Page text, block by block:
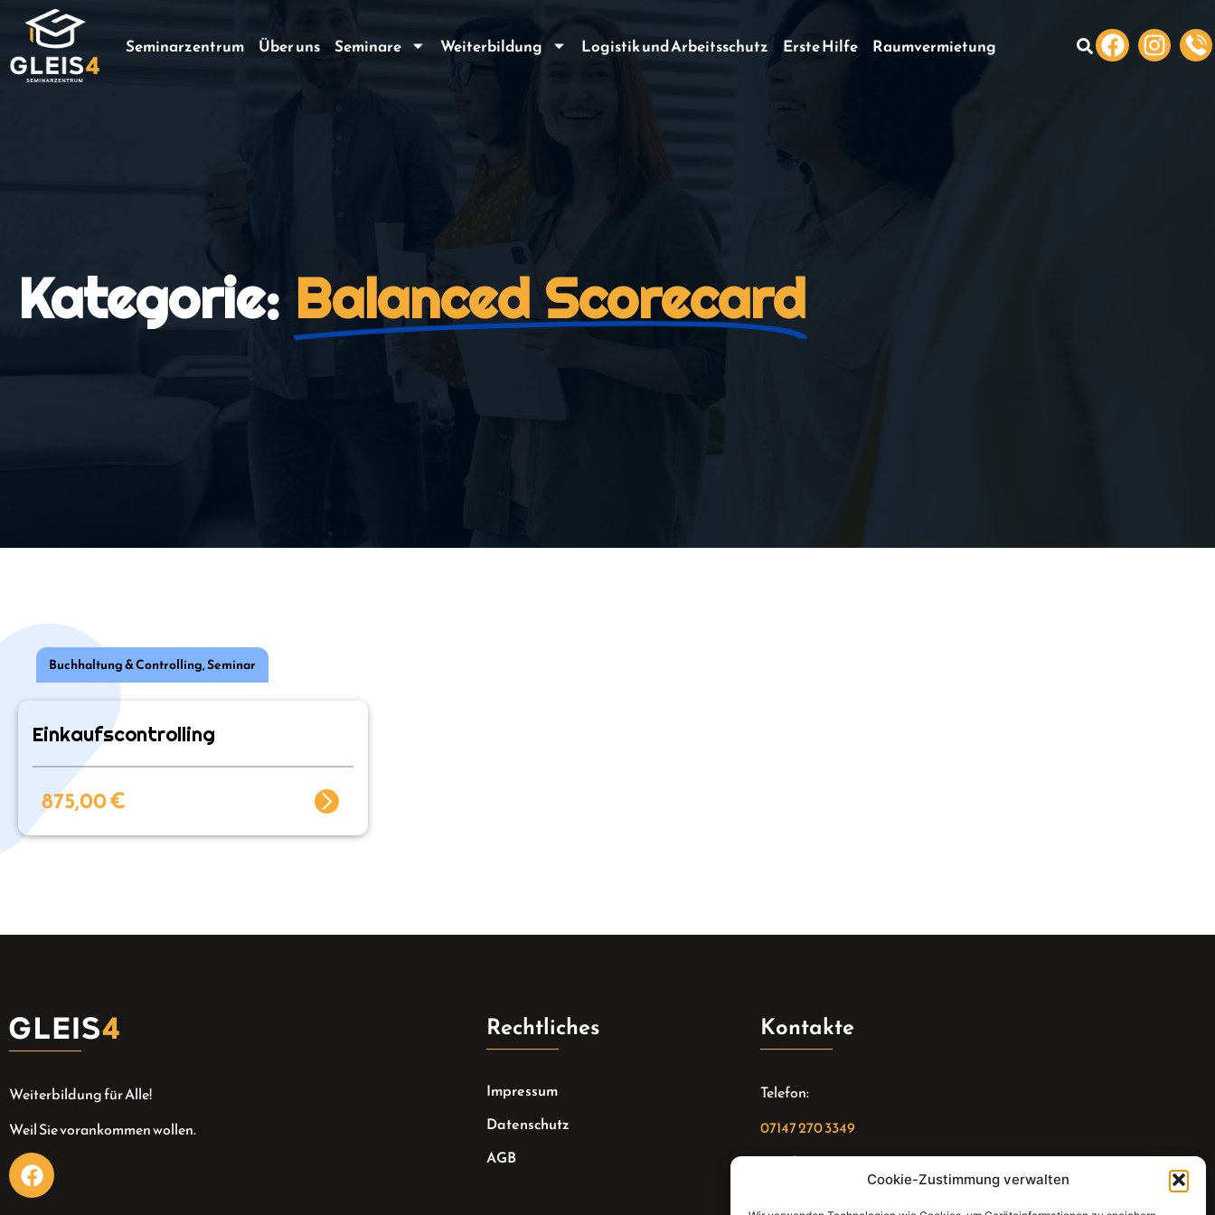
Cookie-Zustimmung verwalten
Seminarzentrum Über uns Seminare Weiterbildung Logistik und Arbeitsschutz Erste Hilfe Raumvermietung
Kategorie: Balanced Scorecard
Buchhaltung & Controlling,Seminar
Einkaufscontrolling
875,00€
Weiterbildung für Alle!
Weil Sie vorankommen wollen.
Rechtliches
Impressum
Datenschutz
AGB
Kontakte
Telefon:
07147 270 3349
Email: